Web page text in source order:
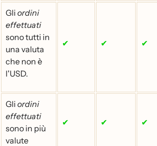
Gli ordini
effettuati
sono tutti in
una valuta
che non è
l'USD.
✔ ✔ ✔
Gli ordini
effettuati
sono in più
valute
✔ ✔ ✔